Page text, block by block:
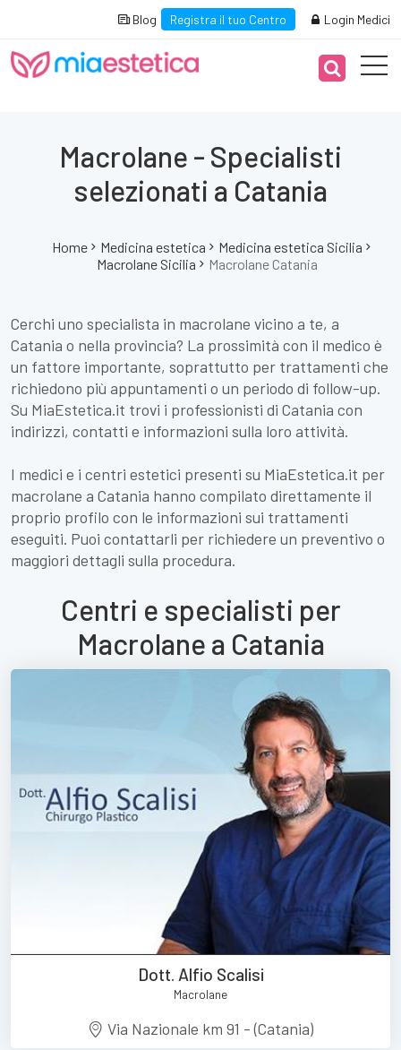
Blog Registra il tuo Centro Login Medici
Macrolane - Specialisti
selezionati a Catania
Home Medicina estetica
Medicina estetica Sicilia
Macrolane Sicilia
Macrolane Catania
Cerchi uno specialista in macrolane vicino a te, a
Catania o nella provincia? La prossimità con il medico è
un fattore importante, soprattutto per trattamenti che
richiedono più appuntamenti o un periodo di follow-up.
Su MiaEstetica.it trovi i professionisti di Catania con
indirizzi, contatti e informazioni sulla loro attività.
I medici e i centri estetici presenti su MiaEstetica.it per
macrolane a Catania hanno compilato direttamente il
proprio profilo con le informazioni sui trattamenti
eseguiti. Puoi contattarli per richiedere un preventivo o
maggiori dettagli sulla procedura.
Centri e specialisti per
Macrolane a Catania
Dott. Alfio Scalisi
Macrolane
Via Nazionale km 91 - (Catania)